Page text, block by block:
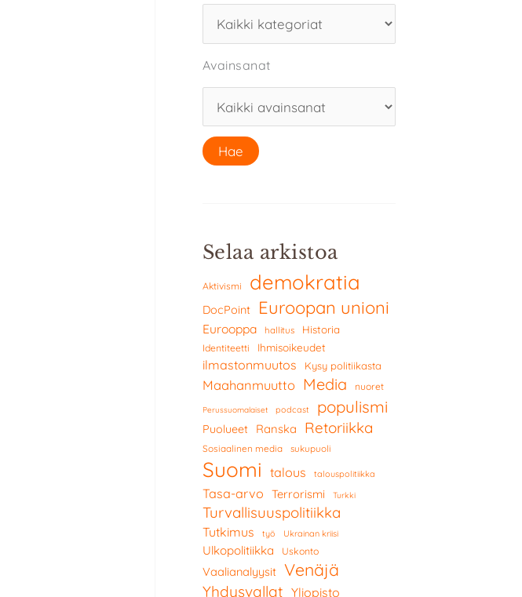
Avainsanat
Selaa arkistoa
Aktivismi demokratia
DocPoint Euroopan unioni
Eurooppa hallitus Historia
Identiteetti Ihmisoikeudet
ilmastonmuutos Kysy politiikasta
Maahanmuutto Media nuoret
Perussuomalaiset podcast populismi
Puolueet Ranska Retoriikka
Sosiaalinen media sukupuoli
Suomi talous talouspolitiikka
Tasa-arvo Terrorismi Turkki
Turvallisuuspolitiikka
Tutkimus työ Ukrainan kriisi
Ulkopolitiikka Uskonto
Vaalianalyysit Venäjä
Yhdysvallat Yliopisto